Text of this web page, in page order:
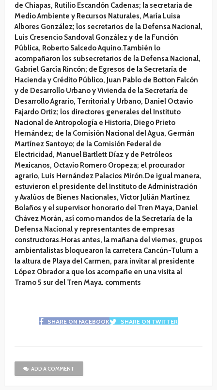
de Chiapas, Rutilio Escandón Cadenas; la secretaria de
Medio Ambiente y Recursos Naturales, María Luisa
Albores González; los secretarios de la Defensa Nacional,
Luis Cresencio Sandoval González y de la Función
Pública, Roberto Salcedo Aquino.También lo
acompañaron los subsecretarios de la Defensa Nacional,
Gabriel García Rincón; de Egresos de la Secretaría de
Hacienda y Crédito Público, Juan Pablo de Botton Falcón
y de Desarrollo Urbano y Vivienda de la Secretaría de
Desarrollo Agrario, Territorial y Urbano, Daniel Octavio
Fajardo Ortiz; los directores generales del Instituto
Nacional de Antropología e Historia, Diego Prieto
Hernández; de la Comisión Nacional del Agua, Germán
Martínez Santoyo; de la Comisión Federal de
Electricidad, Manuel Bartlett Díaz y de Petróleos
Mexicanos, Octavio Romero Oropeza; el procurador
agrario, Luis Hernández Palacios Mirón.De igual manera,
estuvieron el presidente del Instituto de Administración
y Avalúos de Bienes Nacionales, Víctor Julián Martínez
Bolaños y el supervisor honorario del Tren Maya, Daniel
Chávez Morán, así como mandos de la Secretaría de la
Defensa Nacional y representantes de empresas
constructoras.Horas antes, la mañana del viernes, grupos
ambientalistas bloquearon la carretera Cancún-Tulum a
la altura de Playa del Carmen, para invitar al presidente
López Obrador a que los acompañe en una visita al
Tramo 5 sur del Tren Maya. comments
SHARE ON FACEBOOK SHARE ON TWITTER
ADD A COMMENT